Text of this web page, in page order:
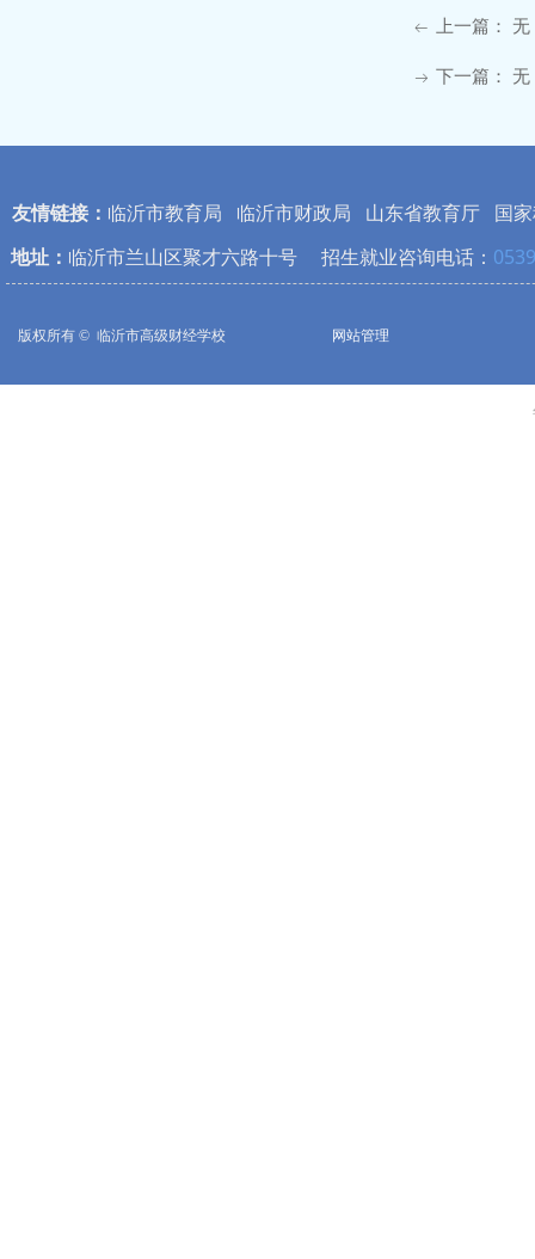
ꂃ 上一篇： 无
ꁹ 下一篇： 无
地址： 临沂市兰山区聚才六路十号 招生就业咨询电话：
友情链接： 临沂市教育局 临沂市财政局 山东省教育厅 国
版权所有 © 临沂市高级财经学校 网站管理